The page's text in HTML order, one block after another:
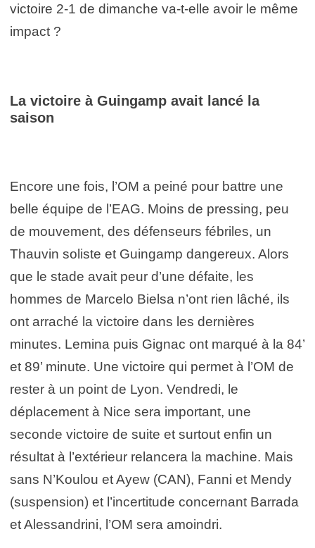
victoire 2-1 de dimanche va-t-elle avoir le même
impact ?
La victoire à Guingamp avait lancé la
saison
Encore une fois, l’OM a peiné pour battre une
belle équipe de l’EAG. Moins de pressing, peu
de mouvement, des défenseurs fébriles, un
Thauvin soliste et Guingamp dangereux. Alors
que le stade avait peur d’une défaite, les
hommes de Marcelo Bielsa n’ont rien lâché, ils
ont arraché la victoire dans les dernières
minutes. Lemina puis Gignac ont marqué à la 84’
et 89’ minute. Une victoire qui permet à l’OM de
rester à un point de Lyon. Vendredi, le
déplacement à Nice sera important, une
seconde victoire de suite et surtout enfin un
résultat à l’extérieur relancera la machine. Mais
sans N’Koulou et Ayew (CAN), Fanni et Mendy
(suspension) et l’incertitude concernant Barrada
et Alessandrini, l’OM sera amoindri.